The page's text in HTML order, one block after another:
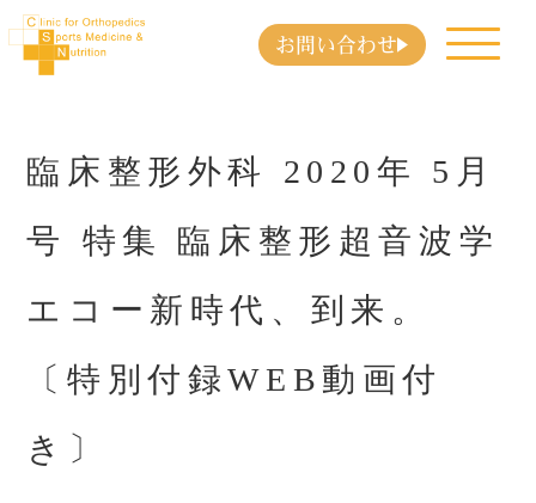
お問い合わせ
臨床整形外科 2020年 5月
号 特集 臨床整形超音波学
エコー新時代、到来。
〔特別付録WEB動画付
き〕